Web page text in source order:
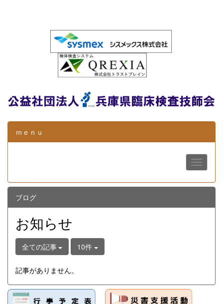
ｍｅｎｕ
ブログ
お知らせ
全ての記事 10件
記事がありません。